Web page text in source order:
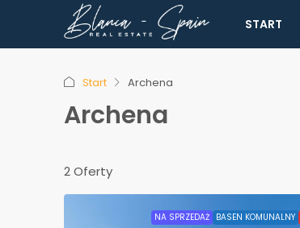
START
Start Archena
Archena
2 Oferty
NA SPRZEDAŻ BASEN KOMUNALNY